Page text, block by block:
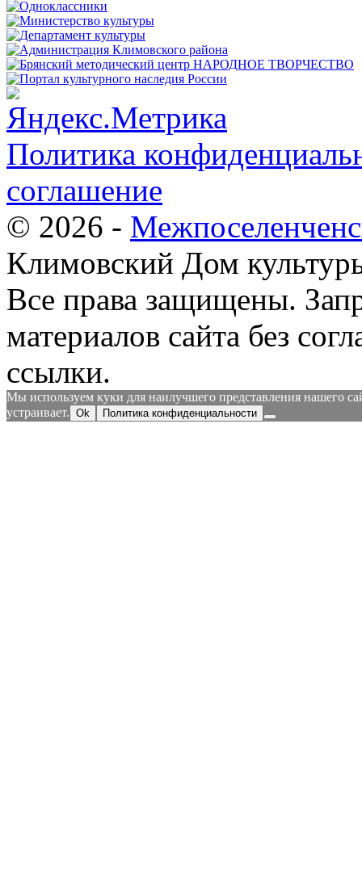
Политика
соглашение
© 2026 -
Климовский Дом
Все права защищены.
материалов сайта без
ссылки.
Мы используем куки для наилучшего представления нашего
устраивает. Ok Политика конфиденциальности